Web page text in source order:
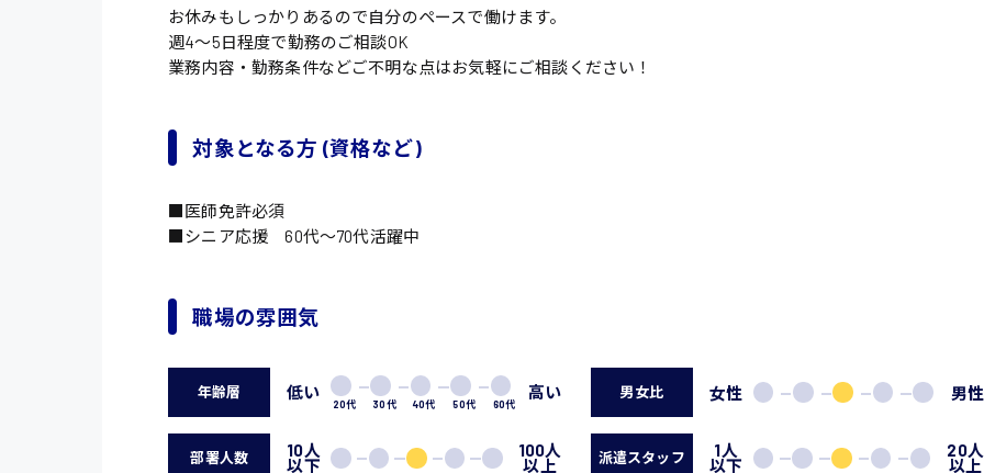
お休みもしっかりあるので自分のペースで働けます。
週4〜5日程度で勤務のご相談OK
業務内容・勤務条件などご不明な点はお気軽にご相談ください！
対象となる方 (資格など)
■医師免許必須
■シニア応援 60代〜70代活躍中
職場の雰囲気
年齢層 低い
20代 30代 40代 50代 60代
高い 男女比 女性 男性
部署人数 10人
以下
100人
以上 派遣スタッフ 1人
以下
20人
以上